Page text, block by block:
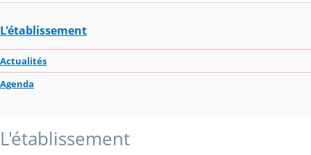
L'établissement
Actualités
Agenda
L'établissement